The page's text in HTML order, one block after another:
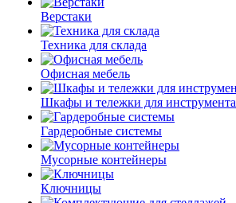
Верстаки
Техника для склада
Офисная мебель
Шкафы и тележки для инструмента
Гардеробные системы
Мусорные контейнеры
Ключницы